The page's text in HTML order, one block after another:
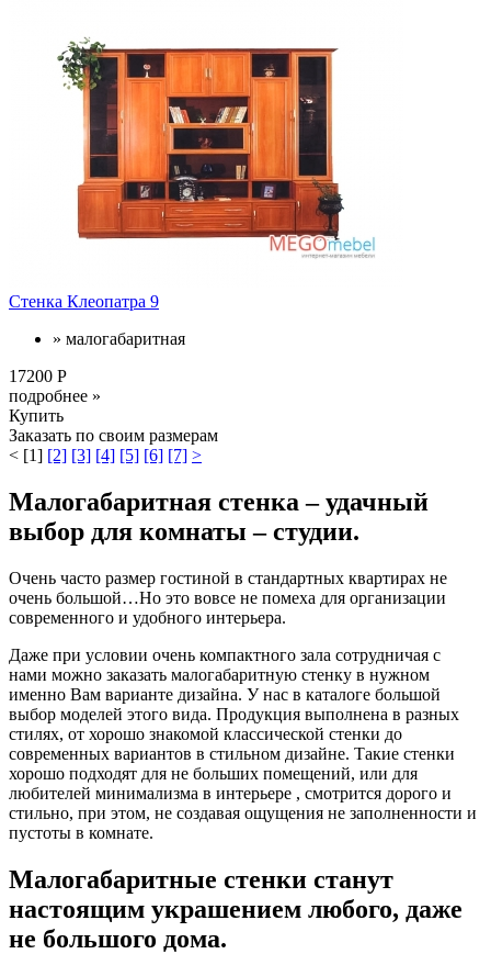
Стенка Клеопатра 9
» малогабаритная
17200 Р
подробнее »
Купить
Заказать по своим размерам
< [1] [2] [3] [4] [5] [6] [7] >
Малогабаритная стенка – удачный
выбор для комнаты – студии.
Очень часто размер гостиной в стандартных квартирах не
очень большой…Но это вовсе не помеха для организации
современного и удобного интерьера.
Даже при условии очень компактного зала сотрудничая с
нами можно заказать малогабаритную стенку в нужном
именно Вам варианте дизайна. У нас в каталоге большой
выбор моделей этого вида. Продукция выполнена в разных
стилях, от хорошо знакомой классической стенки до
современных вариантов в стильном дизайне. Такие стенки
хорошо подходят для не больших помещений, или для
любителей минимализма в интерьере , смотрится дорого и
стильно, при этом, не создавая ощущения не заполненности и
пустоты в комнате.
Малогабаритные стенки станут
настоящим украшением любого, даже
не большого дома.